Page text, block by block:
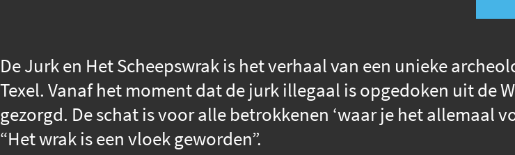
De Jurk en Het Scheepswrak is het verhaal van een unieke
Texel. Vanaf het moment dat de jurk illegaal is opgedoken uit de
gezorgd. De schat is voor alle betrokkenen ‘waar je het allemaal
“Het wrak is een vloek geworden”.